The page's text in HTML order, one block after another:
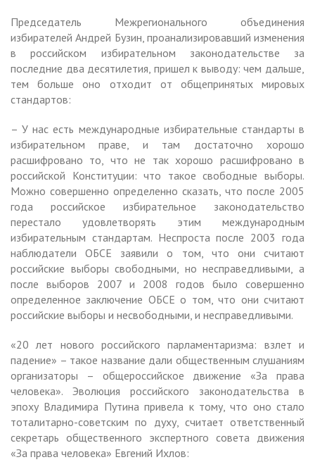
Председатель Межрегионального объединения
избирателей Андрей Бузин, проанализировавший изменения
в российском избирательном законодательстве за
последние два десятилетия, пришел к выводу: чем дальше,
тем больше оно отходит от общепринятых мировых
стандартов:
– У нас есть международные избирательные стандарты в
избирательном праве, и там достаточно хорошо
расшифровано то, что не так хорошо расшифровано в
российской Конституции: что такое свободные выборы.
Можно совершенно определенно сказать, что после 2005
года российское избирательное законодательство
перестало удовлетворять этим международным
избирательным стандартам. Неспроста после 2003 года
наблюдатели ОБСЕ заявили о том, что они считают
российские выборы свободными, но несправедливыми, а
после выборов 2007 и 2008 годов было совершенно
определенное заключение ОБСЕ о том, что они считают
российские выборы и несвободными, и несправедливыми.
«20 лет нового российского парламентаризма: взлет и
падение» – такое название дали общественным слушаниям
организаторы – общероссийское движение «За права
человека». Эволюция российского законодательства в
эпоху Владимира Путина привела к тому, что оно стало
тоталитарно-советским по духу, считает ответственный
секретарь общественного экспертного совета движения
«За права человека» Евгений Ихлов: